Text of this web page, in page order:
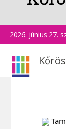
2026. június 27.